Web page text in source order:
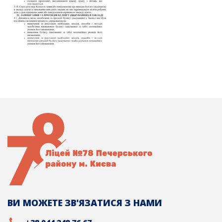
ВИ МОЖЕТЕ ЗВ'ЯЗАТИСЯ З НАМИ